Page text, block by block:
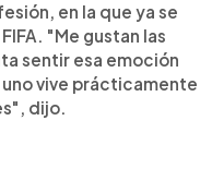
en la que ya se
"Me gustan las
sentir esa emoción
vive prácticamente
dijo.